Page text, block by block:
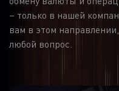
– только в нашей
вам в этом
любой вопрос.